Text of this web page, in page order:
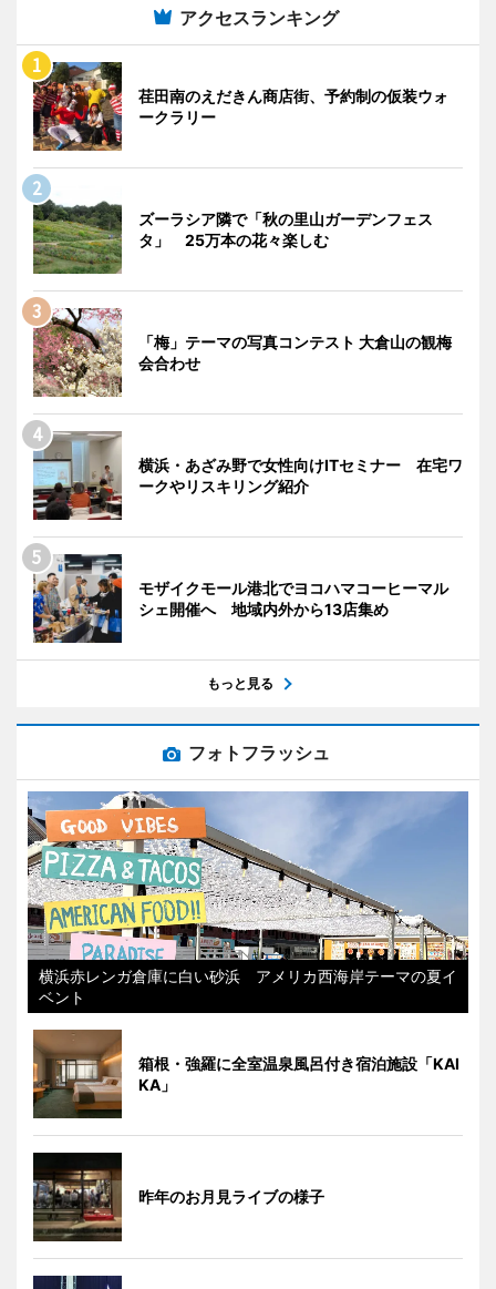
アクセスランキング
荏田南のえだきん商店街、予約制の仮装ウォ
ークラリー
ズーラシア隣で「秋の里山ガーデンフェス
タ」 25万本の花々楽しむ
「梅」テーマの写真コンテスト 大倉山の観梅
会合わせ
横浜・あざみ野で女性向けITセミナー 在宅ワ
ークやリスキリング紹介
モザイクモール港北でヨコハマコーヒーマル
シェ開催へ 地域内外から13店集め
もっと見る
フォトフラッシュ
横浜赤レンガ倉庫に白い砂浜 アメリカ西海岸テーマの夏イ
ベント
箱根・強羅に全室温泉風呂付き宿泊施設「KAI
KA」
昨年のお月見ライブの様子